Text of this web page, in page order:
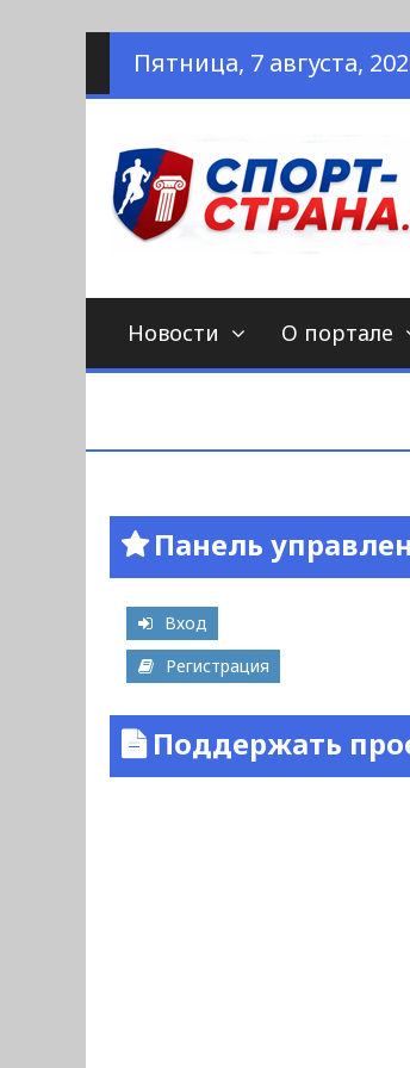
НаверхПятница, 7 августа,
Новости О портале
Панель
Вход
Регистрация
Поддержать